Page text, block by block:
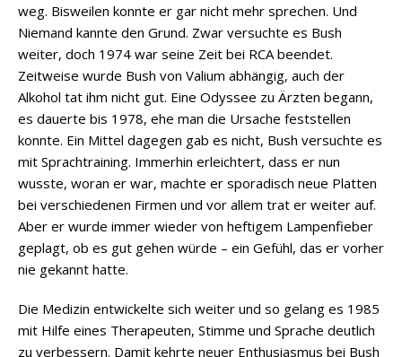
weg. Bisweilen konnte er gar nicht mehr sprechen. Und
Niemand kannte den Grund. Zwar versuchte es Bush
weiter, doch 1974 war seine Zeit bei RCA beendet.
Zeitweise wurde Bush von Valium abhängig, auch der
Alkohol tat ihm nicht gut. Eine Odyssee zu Ärzten begann,
es dauerte bis 1978, ehe man die Ursache feststellen
konnte. Ein Mittel dagegen gab es nicht, Bush versuchte es
mit Sprachtraining. Immerhin erleichtert, dass er nun
wusste, woran er war, machte er sporadisch neue Platten
bei verschiedenen Firmen und vor allem trat er weiter auf.
Aber er wurde immer wieder von heftigem Lampenfieber
geplagt, ob es gut gehen würde – ein Gefühl, das er vorher
nie gekannt hatte.
Die Medizin entwickelte sich weiter und so gelang es 1985
mit Hilfe eines Therapeuten, Stimme und Sprache deutlich
zu verbessern. Damit kehrte neuer Enthusiasmus bei Bush